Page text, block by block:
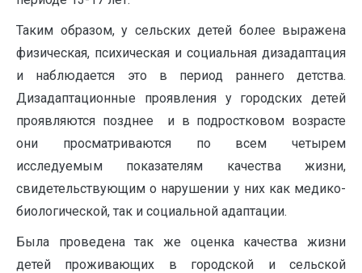
Таким образом, у сельских детей более выражена
физическая, психическая и социальная дизадаптация
и наблюдается это в период раннего детства.
Дизадаптационные проявления у городских детей
проявляются позднее и в подростковом возрасте
они просматриваются по всем четырем
исследуемым показателям качества жизни,
свидетельствующим о нарушении у них как медико-
биологической, так и социальной адаптации.
Была проведена так же оценка качества жизни
детей проживающих в городской и сельской